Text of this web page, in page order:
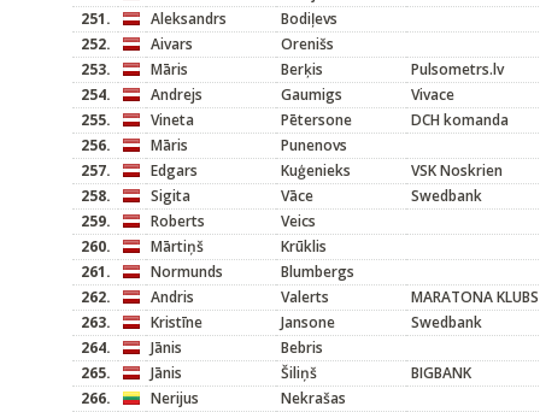
251.
Aleksandrs
Bodiļevs
252.
Aivars
Orenišs
253.
Māris Berķis
Pulsometrs.lv
254.
Andrejs Gaumigs
Vivace
255.
Vineta Pētersone
DCH komanda
256.
Māris
Punenovs
257.
Edgars Kuģenieks
VSK Noskrien
258.
Sigita Vāce
Swedbank
259.
Roberts
Veics
260.
Mārtiņš
Krūklis
261.
Normunds
Blumbergs
262.
Andris Valerts
MARATONA KLUBS
263.
Kristīne Jansone
Swedbank
264.
Jānis
Bebris
265.
Jānis Šiliņš
BIGBANK
266.
Nerijus
Nekrašas